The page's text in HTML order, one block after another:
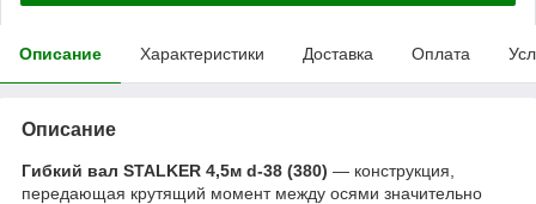
Описание Характеристики Доставка Оплата
Описание
Гибкий вал STALKER 4,5м d-38 (380) — конструкция,
передающая крутящий момент между осями значительно